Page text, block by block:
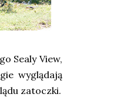
Sealy View,
wyglądają
zatoczki.